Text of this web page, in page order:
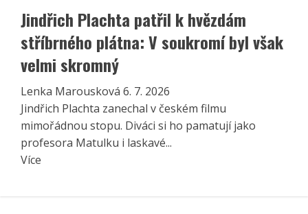
Jindřich Plachta patřil k hvězdám
stříbrného plátna: V soukromí byl však
velmi skromný
Lenka Marousková 6. 7. 2026
Jindřich Plachta zanechal v českém filmu
mimořádnou stopu. Diváci si ho pamatují jako
profesora Matulku i laskavé...
Více